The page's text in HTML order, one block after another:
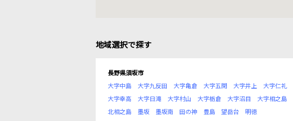
地域選択で探す
長野県須坂市
大字中島
大字九反田 大字亀倉 大字五閑 大字井上 大字仁礼
大字幸高
大字日滝 大字村山 大字栃倉 大字沼目 大字相之島
北相之島
墨坂 墨坂南 田の神 豊島 望岳台 明徳